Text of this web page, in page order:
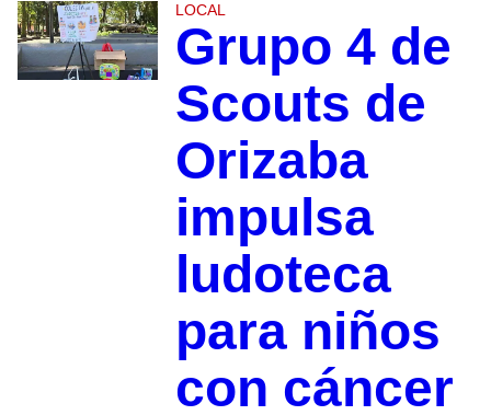
LOCAL
Grupo 4 de
Scouts de
Orizaba
impulsa
ludoteca
para niños
con cáncer